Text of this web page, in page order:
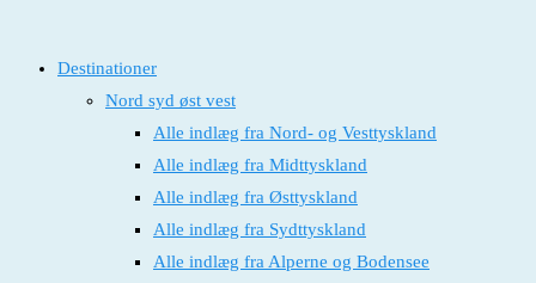
Destinationer
Nord syd øst vest
Alle indlæg fra Nord- og Vesttyskland
Alle indlæg fra Midttyskland
Alle indlæg fra Østtyskland
Alle indlæg fra Sydttyskland
Alle indlæg fra Alperne og Bodensee